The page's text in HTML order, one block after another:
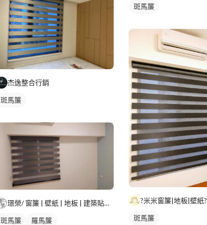
杰逸整合行銷
斑馬簾
璟榮/ 窗簾 | 壁紙 | 地板 | 建築貼膜 |
斑馬簾 羅馬簾
斑馬簾
?米米窗簾|地板|壁紙?
斑馬簾